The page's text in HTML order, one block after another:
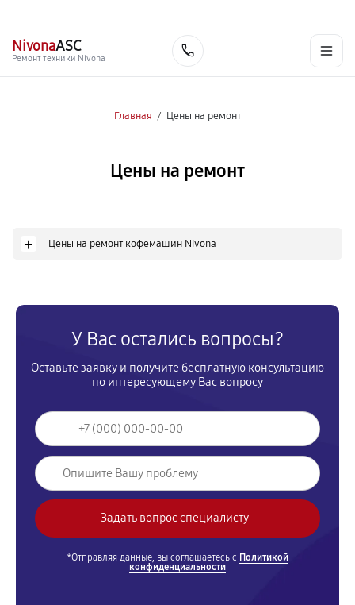
NivonaASC
Ремонт техники Nivona
Главная / Цены на ремонт
Цены на ремонт
+ Цены на ремонт кофемашин Nivona
У Вас остались вопросы?
Оставьте заявку и получите бесплатную консультацию
по интересующему Вас вопросу
*Отправляя данные, вы соглашаетесь с Политикой
конфиденциальности